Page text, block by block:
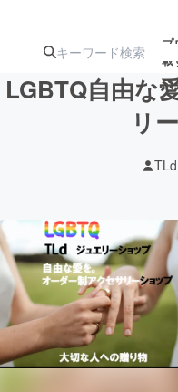
プ
載
ジェク
アート・写真
テクノロジー
映像・映画
LGBTQ自由な
リ
TLd